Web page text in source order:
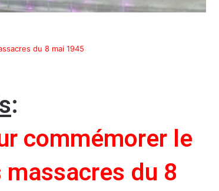
du 8 mai 1945
:
commémorer le
du 8